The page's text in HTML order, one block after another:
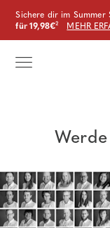
Sichere dir im Summer
für 19,98€² MEHR
Werde